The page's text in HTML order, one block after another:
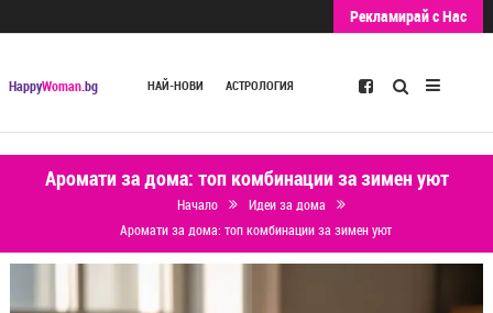
Рекламирай с Нас
HappyWoman.bg НАЙ-НОВИ АСТРОЛОГИЯ Търсене
Аромати за дома: топ комбинации за зимен уют
Начало
Идеи за дома
Аромати за дома: топ комбинации за зимен уют